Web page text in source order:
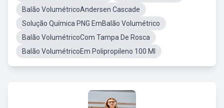
Balão VolumétricoAndersen Cascade
Solução Química PNG EmBalão Volumétrico
Balão VolumétricoCom Tampa De Rosca
Balão VolumétricoEm Polipropileno 100 Ml